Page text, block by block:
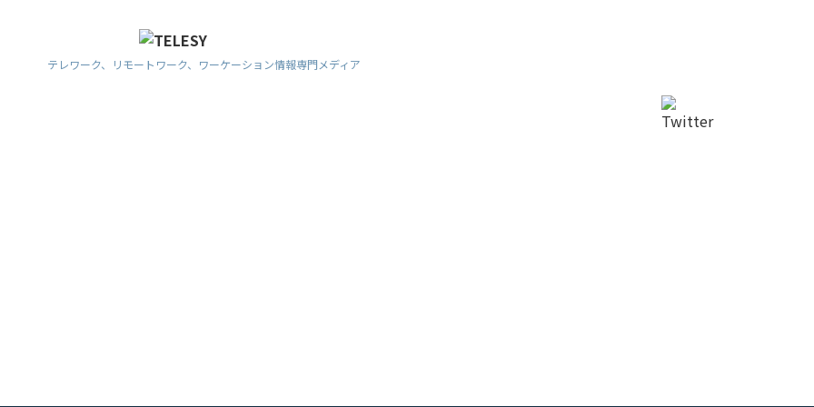
テレワーク、リモートワーク、ワーケーション情報専門メディア